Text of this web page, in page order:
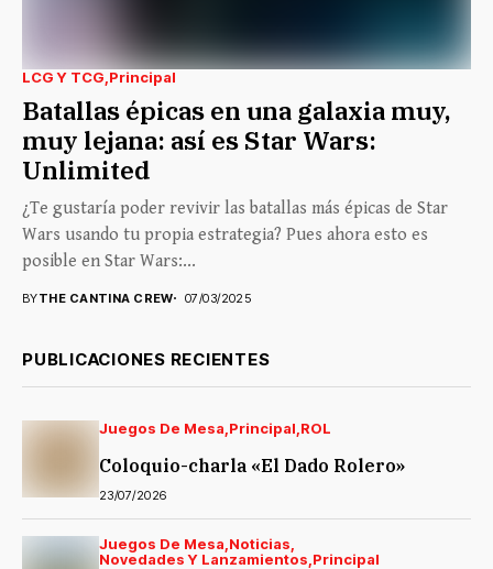
LCG Y TCG Principal
Batallas épicas en una galaxia muy,
muy lejana: así es Star Wars:
Unlimited
¿Te gustaría poder revivir las batallas más épicas de Star
Wars usando tu propia estrategia? Pues ahora esto es
posible en Star Wars:...
BYTHE CANTINA CREW 07/03/2025
PUBLICACIONES RECIENTES
Juegos De Mesa Principal ROL
Coloquio-charla «El Dado Rolero»
23/07/2026
Juegos De Mesa Noticias
Novedades Y Lanzamientos Principal